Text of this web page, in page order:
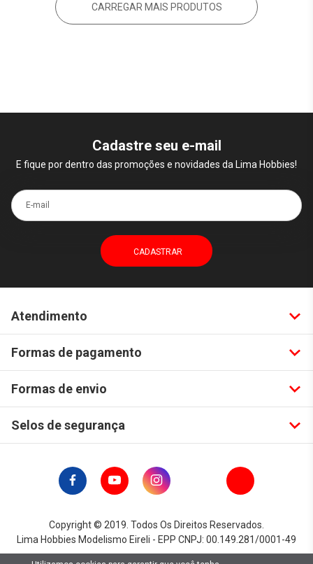
CARREGAR MAIS PRODUTOS
Cadastre seu e-mail
E fique por dentro das promoções e novidades da Lima Hobbies!
E-mail
Atendimento
Formas de pagamento
Formas de envio
Selos de segurança
Copyright © 2019. Todos Os Direitos Reservados.
Lima Hobbies Modelismo Eireli - EPP CNPJ: 00.149.281/0001-49